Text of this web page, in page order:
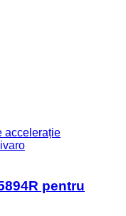
accelerație
pentru